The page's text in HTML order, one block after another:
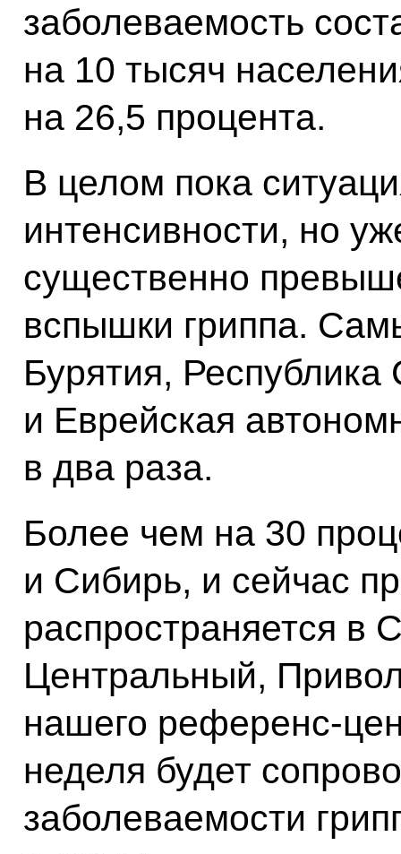
заболеваемость
на 10 тысяч
на 26,5 процента.
В целом пока
интенсивности, но
существенно
вспышки гриппа.
Бурятия, Республика
и Еврейская
в два раза.
Более чем на 30
и Сибирь, и сейчас
распространяется в
Центральный,
нашего
неделя будет
заболеваемости